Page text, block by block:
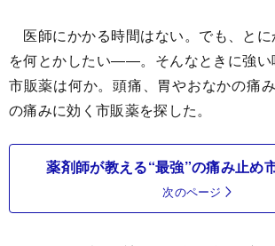
医師にかかる時間はない。でも、と
を何とかしたい――。そんなときに強い
市販薬は何か。頭痛、胃やおなかの痛
の痛みに効く市販薬を探した。
薬剤師が教える“最強”の痛み止め
次のページ